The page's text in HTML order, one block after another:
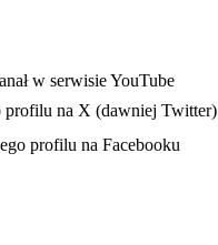
karcie
w serwisie YouTube
profilu na X (dawniej Twitter)
karcie
profilu na Facebooku